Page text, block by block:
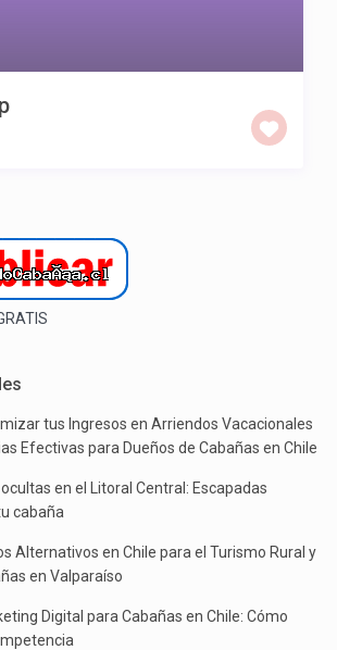
tus Ingresos en Arriendos Vacacionales
Efectivas para Dueños de Cabañas en Chile
en el Litoral Central: Escapadas
cabaña
Alternativos en Chile para el Turismo Rural y
en Valparaíso
Digital para Cabañas en Chile: Cómo